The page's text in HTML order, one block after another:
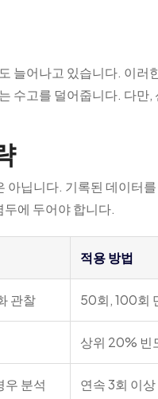
늘어나고 있습니다. 이러
수고를 덜어줍니다. 다만
아닙니다. 기록된 데이터
에 두어야 합니다.
적용 방법
관찰 50회, 100회
상위 20% 빈
우 분석 연속 3회 이